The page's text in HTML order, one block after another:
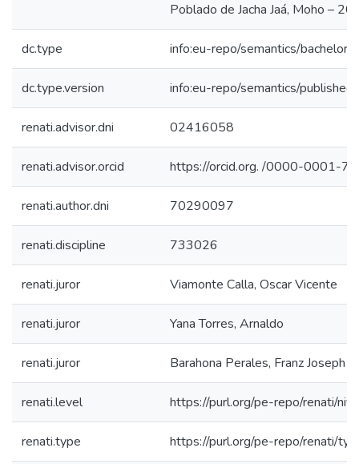
Poblado de Jacha Jaá, Moho –
dc.type info:eu-repo/semantics/
dc.type.version info:eu-repo/semantics/
renati.advisor.dni 02416058
renati.advisor.orcid https://orcid.org. /0000-0001-
renati.author.dni 70290097
renati.discipline 733026
renati.juror Viamonte Calla, Oscar Vicente
renati.juror Yana Torres, Arnaldo
renati.juror Barahona Perales, Franz Joseph
renati.level https://purl.org/pe-repo/renati/
renati.type https://purl.org/pe-repo/renati/